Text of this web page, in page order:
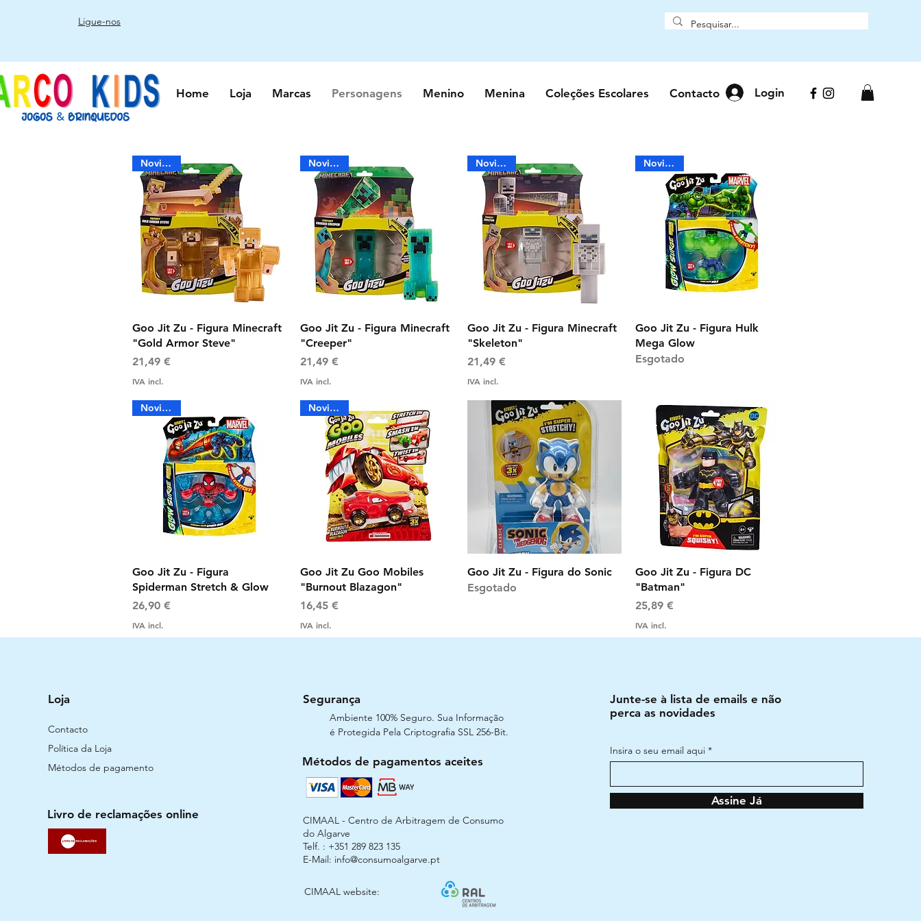
Ligue-nos
Home Loja Marcas Personagens Menino Menina Coleções Escolares Contacto Login
Visualização rápida
Novidade
Goo Jit Zu - Figura Minecraft
"Gold Armor Steve"
Preço
21,49 €
IVA incl.
Visualização rápida
Novidade
Goo Jit Zu - Figura Minecraft
"Creeper"
Preço
21,49 €
IVA incl.
Visualização rápida
Novidade
Goo Jit Zu - Figura Minecraft
"Skeleton"
Preço
21,49 €
IVA incl.
Visualização rápida
Novidade
Goo Jit Zu - Figura Hulk
Mega Glow
Esgotado
Visualização rápida
Novidade
Goo Jit Zu - Figura
Spiderman Stretch & Glow
Preço
26,90 €
IVA incl.
Visualização rápida
Novidade
Goo Jit Zu Goo Mobiles
"Burnout Blazagon"
Preço
16,45 €
IVA incl.
Visualização rápida
Goo Jit Zu - Figura do Sonic
Esgotado
Visualização rápida
Goo Jit Zu - Figura DC
"Batman"
Preço
25,89 €
IVA incl.
Loja
Contacto
Política da Loja
Métodos de pagamento
Livro de reclamações online
Segurança
Ambiente 100% Seguro. Sua Informação
é Protegida Pela Criptografia SSL 256-Bit.
Métodos de pagamentos aceites
CIMAAL - Centro de Arbitragem de Consumo
do Algarve
Telf. : +351 289 823 135
E-Mail: info@consumoalgarve.pt
CIMAAL website:
Junte-se à lista de emails e não
perca as novidades
Insira o seu email aqui
Assine Já